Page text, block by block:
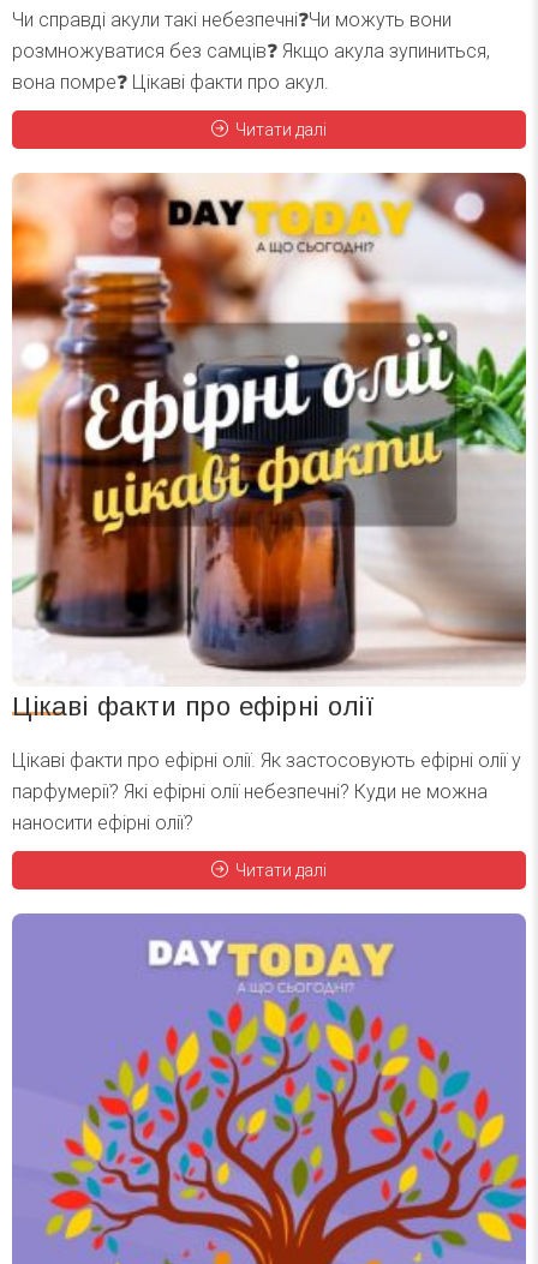
Чи справді акули такі небезпечні❓Чи можуть вони
розмножуватися без самців❓ Якщо акула зупиниться,
вона помре❓ Цікаві факти про акул.
Читати далі
Цікаві факти про ефірні олії
Цікаві факти про ефірні олії. Як застосовують ефірні олії у
парфумерії? Які ефірні олії небезпечні? Куди не можна
наносити ефірні олії?
Читати далі